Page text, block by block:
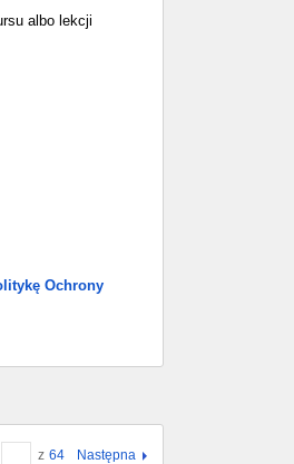
albo lekcji
Ochrony
z 64 Następna